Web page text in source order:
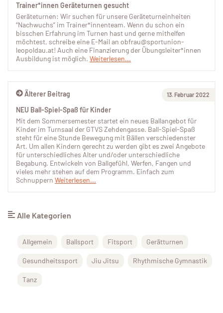
Älterer Beitrag 13. Februar 2022
NEU Ball-Spiel-Spaß für Kinder
Mit dem Sommersemester startet ein neues Ballangebot für
Kinder im Turnsaal der GTVS Zehdengasse. Ball-Spiel-Spaß
steht für eine Stunde Bewegung mit Bällen verschiedenster
Art. Um allen Kindern gerecht zu werden gibt es zwei Angebote
für unterschiedliches Alter und/oder unterschiedliche
Begabung. Entwickeln von Ballgefühl, Werfen, Fangen und
vieles mehr stehen auf dem Programm. Einfach zum
Schnuppern Weiterlesen...
Trainer*innen Geräteturnen gesucht
Geräteturnen: Wir suchen für unsere Geräteturneinheiten
“Nachwuchs” im Trainer*innenteam. Wenn du schon ein
bisschen Erfahrung im Turnen hast und gerne mithelfen
möchtest, schreibe eine E-Mail an obfrau@sportunion-
leopoldau.at! Auch eine Finanzierung der Übungsleiter*innen
Ausbildung ist möglich. Weiterlesen...
Alle Kategorien
Allgemein Ballsport Fitsport Gerätturnen
Gesundheitssport Jiu Jitsu Rhythmische Gymnastik
Tanz